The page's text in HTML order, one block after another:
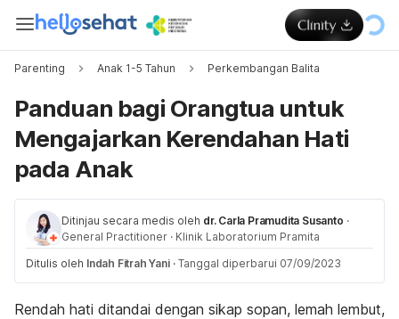
Parenting Anak 1-5 Tahun Perkembangan Balita
Panduan bagi Orangtua untuk
Mengajarkan Kerendahan Hati
pada Anak
Ditinjau secara medis oleh dr. Carla Pramudita Susanto ·
General Practitioner · Klinik Laboratorium Pramita
Ditulis oleh Indah Fitrah Yani · Tanggal diperbarui 07/09/2023
Rendah hati ditandai dengan sikap sopan, lemah lembut,